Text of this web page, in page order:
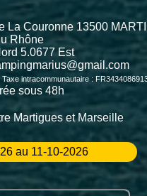
La Couronne 13500
Rhône
5.0677 Est
intracommunautaire :
sous 48h
Martigues et Marseille
au 11-10-2026